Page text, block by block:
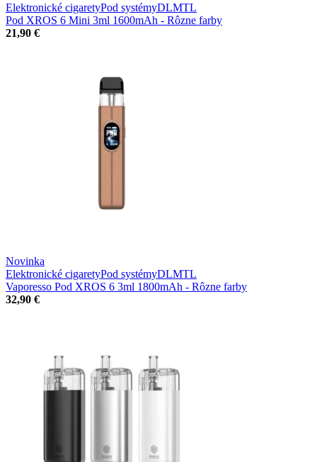
Elektronické cigaretyPod systémyDLMTL
Pod XROS 6 Mini 3ml 1600mAh - Rôzne farby
21,90 €
Novinka
Elektronické cigaretyPod systémyDLMTL
Vaporesso Pod XROS 6 3ml 1800mAh - Rôzne farby
32,90 €